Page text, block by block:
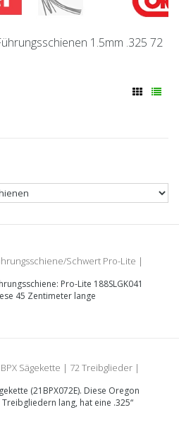
1.5mm .325 72
Schwert Pro-Lite |
| .325 | 188SLGK041
Pro-Lite 188SLGK041
45 Zentimeter lange
und ist lieferbar mit
Sägekette | 72 Treibglieder |
| 21BPX072E
(21BPX072E). Diese Oregon
Treibgliedern lang, hat eine .325“